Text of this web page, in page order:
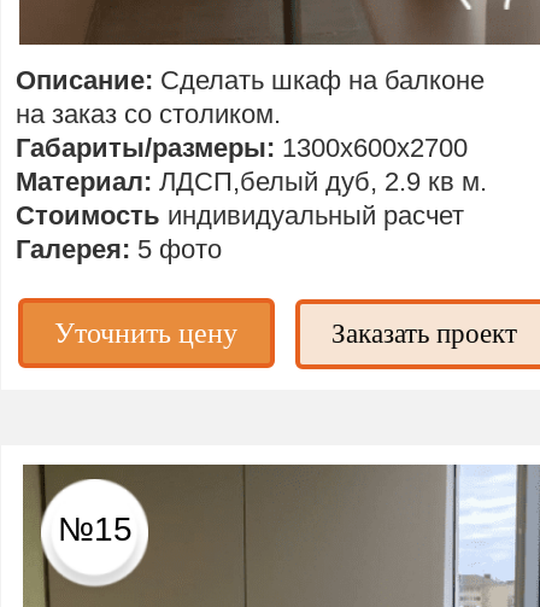
Описание: Сделать шкаф на балконе
на заказ со столиком.
Габариты/размеры: 1300х600х2700
Материал: ЛДСП,белый дуб, 2.9 кв м.
Стоимость индивидуальный расчет
Галерея: 5 фото
Уточнить цену
№15
Заказать проект